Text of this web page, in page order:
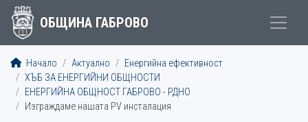
ОБЩИНА ГАБРОВО
Начало Актуално
Енергийна ефективност
ХЪБ ЗА ЕНЕРГИЙНИ ОБЩНОСТИ
ЕНЕРГИЙНА ОБЩНОСТ ГАБРОВО - РДНО
Изграждаме нашата PV инсталация